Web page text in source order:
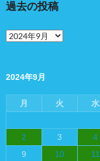
過去の投稿
過
去
稿
2024年9月
月 火 水
2
3 4
9
10 11